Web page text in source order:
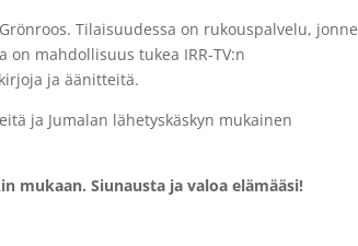
Tilaisuudessa on rukouspalvelu, jonne
mahdollisuus tukea IRR-TV:n
ja äänitteitä.
ja Jumalan lähetyskäskyn mukainen
mukaan. Siunausta ja valoa elämääsi!